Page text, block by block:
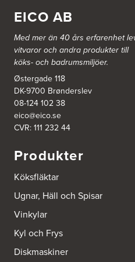
431 53 Mölndal
Tel.:31864380
Ballingslöv Arninge
Hantverkarvägen 14
187 66 Täby
Tel.:0046-86300150
http://www.ballingslov.se
Ballingslöv Borås
Tel.:0046-333232502
Ballingslöv Göteborg C
Mölndalsvägen 28
412 63 Göteborg
Tel.:0046-31757500
http://www.ballingslov.se
EICO AB
Med mer än 40 års erfarenhet
vitvaror och andra produkter till
köks- och badrumsmiljöer.
Østergade 118
DK-9700 Brønderslev
08-124 102 38
eico@eico.se
CVR: 111 232 44
Produkter
Köksfläktar
Ugnar, Häll och Spisar
Vinkylar
Kyl och Frys
Diskmaskiner